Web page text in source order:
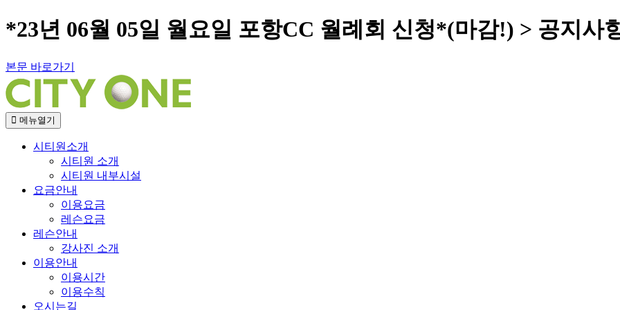
*23년 06월 05일 월요일 포항CC 월례회 신청*(마감!) > 공지사
본문 바로가기
메뉴열기
시티원소개
시티원 소개
시티원 내부시설
요금안내
이용요금
레슨요금
레슨안내
강사진 소개
이용안내
이용시간
이용수칙
오시는길